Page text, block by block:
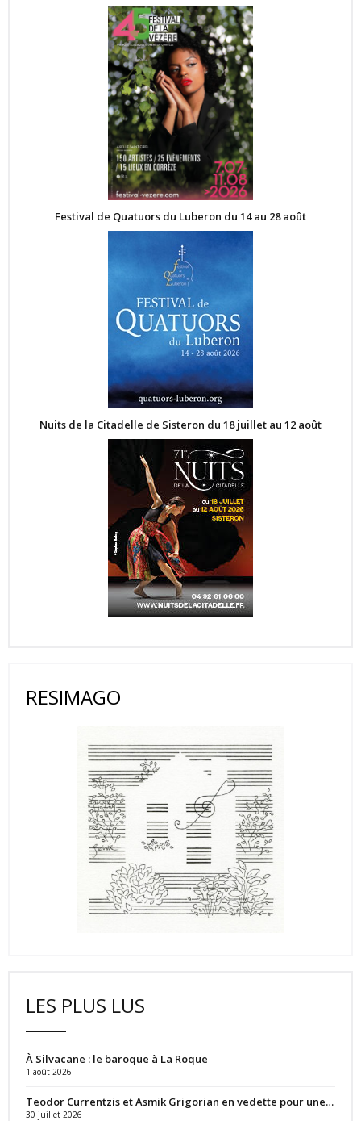
Festival de Quatuors du Luberon du 14 au 28 août
Nuits de la Citadelle de Sisteron du 18 juillet au 12 août
RESIMAGO
LES PLUS LUS
À Silvacane : le baroque à La Roque
1 août 2026
Teodor Currentzis et Asmik Grigorian en vedette pour une…
30 juillet 2026